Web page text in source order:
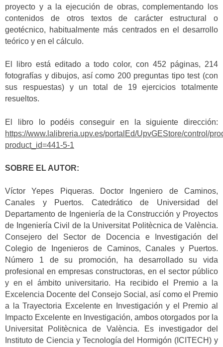
proyecto y a la ejecución de obras, complementando los
contenidos de otros textos de carácter estructural o
geotécnico, habitualmente más centrados en el desarrollo
teórico y en el cálculo.
El libro está editado a todo color, con 452 páginas, 214
fotografías y dibujos, así como 200 preguntas tipo test (con
sus respuestas) y un total de 19 ejercicios totalmente
resueltos.
El libro lo podéis conseguir en la siguiente dirección:
https://www.lalibreria.upv.es/portalEd/UpvGEStore/control/
product_id=441-5-1
SOBRE EL AUTOR:
Víctor Yepes Piqueras. Doctor Ingeniero de Caminos,
Canales y Puertos. Catedrático de Universidad del
Departamento de Ingeniería de la Construcción y Proyectos
de Ingeniería Civil de la Universitat Politècnica de València.
Consejero del Sector de Docencia e Investigación del
Colegio de Ingenieros de Caminos, Canales y Puertos.
Número 1 de su promoción, ha desarrollado su vida
profesional en empresas constructoras, en el sector público
y en el ámbito universitario. Ha recibido el Premio a la
Excelencia Docente del Consejo Social, así como el Premio
a la Trayectoria Excelente en Investigación y el Premio al
Impacto Excelente en Investigación, ambos otorgados por la
Universitat Politècnica de València. Es investigador del
Instituto de Ciencia y Tecnología del Hormigón (ICITECH) y